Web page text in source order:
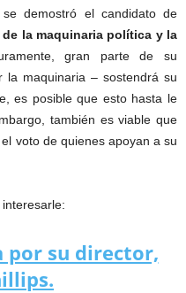
demostró el candidato de
la maquinaria política y la
gran parte de su
la maquinaria – sostendrá su
es posible que esto hasta le
también es viable que
voto de quienes apoyan a su
por su director,